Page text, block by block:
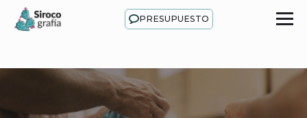
PRESUPUESTO